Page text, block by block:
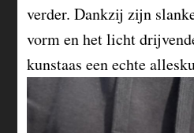
verder. Dankzij zijn
vorm en het licht
kunstaas een echte